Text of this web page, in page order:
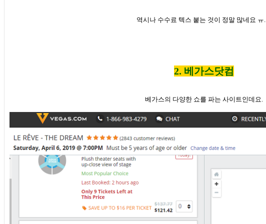
역시나 수수료 텍스 붙는 것이 정말 많네요 ㅠ.
2. 베가스닷컴
베가스의 다양한 쇼를 파는 사이트인데요.